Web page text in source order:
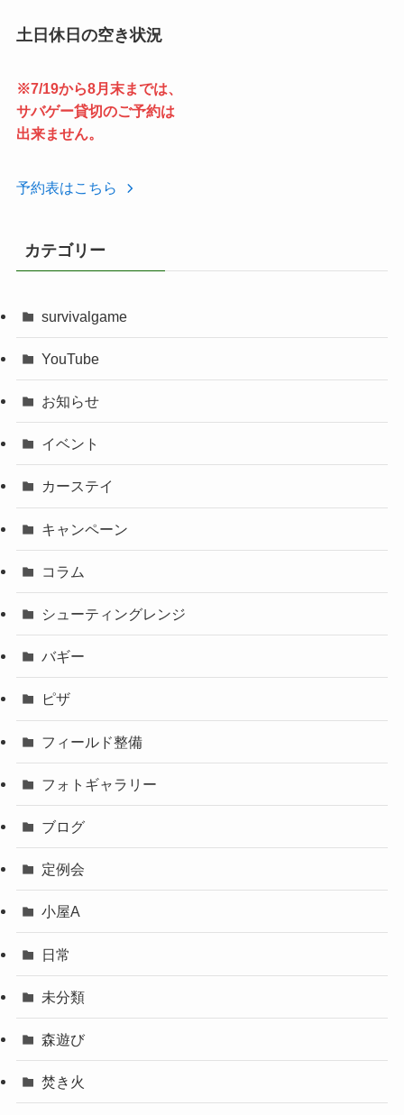
土日休日の空き状況
※7/19から8月末までは、
サバゲー貸切のご予約は
出来ません。
予約表はこちら
カテゴリー
survivalgame
YouTube
お知らせ
イベント
カーステイ
キャンペーン
コラム
シューティングレンジ
バギー
ピザ
フィールド整備
フォトギャラリー
ブログ
定例会
小屋A
日常
未分類
森遊び
焚き火